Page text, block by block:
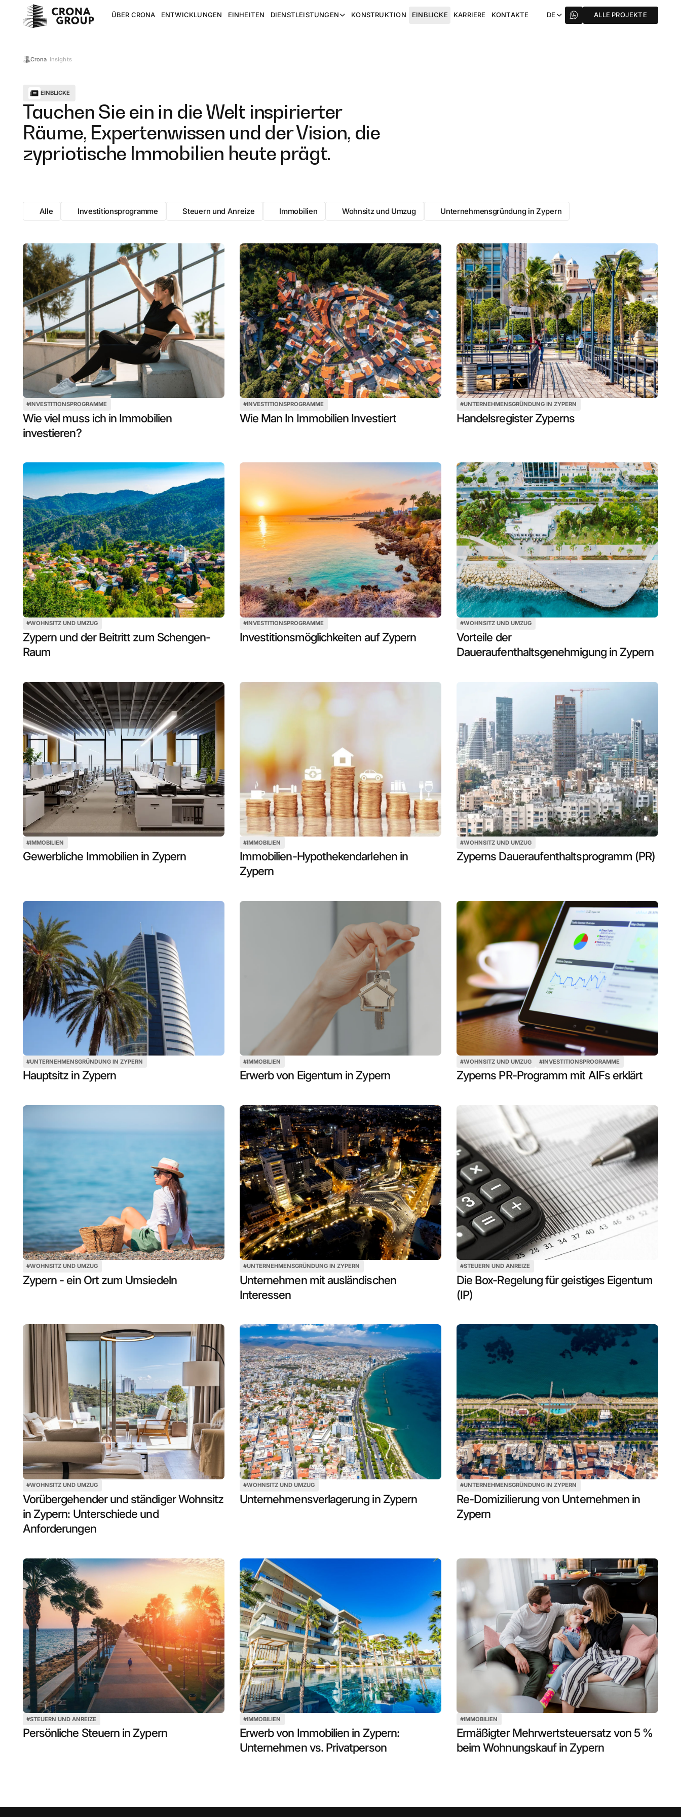
ÜBER CRONA ENTWICKLUNGEN EINHEITEN DIENSTLEISTUNGEN KONSTRUKTION EINBLICKE KARRIERE KONTAKTE DE ALLE PROJEKTE
Crona Insights
EINBLICKE
Tauchen Sie ein in die Welt inspirierter
Räume, Expertenwissen und der Vision, die
zypriotische Immobilien heute prägt.
Alle Investitionsprogramme Steuern und Anreize Immobilien Wohnsitz und Umzug Unternehmensgründung in Zypern
#INVESTITIONSPROGRAMME
Wie viel muss ich in Immobilien
investieren?
#INVESTITIONSPROGRAMME
Wie Man In Immobilien Investiert
#UNTERNEHMENSGRÜNDUNG IN ZYPERN
Handelsregister Zyperns
#WOHNSITZ UND UMZUG
Zypern und der Beitritt zum Schengen-
Raum
#INVESTITIONSPROGRAMME
Investitionsmöglichkeiten auf Zypern
#WOHNSITZ UND UMZUG
Vorteile der
Daueraufenthaltsgenehmigung in Zypern
#IMMOBILIEN
Gewerbliche Immobilien in Zypern
#IMMOBILIEN
Immobilien-Hypothekendarlehen in
Zypern
#WOHNSITZ UND UMZUG
Zyperns Daueraufenthaltsprogramm (PR)
#UNTERNEHMENSGRÜNDUNG IN ZYPERN
Hauptsitz in Zypern
#IMMOBILIEN
Erwerb von Eigentum in Zypern
#WOHNSITZ UND UMZUG #INVESTITIONSPROGRAMME
Zyperns PR-Programm mit AIFs erklärt
#WOHNSITZ UND UMZUG
Zypern - ein Ort zum Umsiedeln
#UNTERNEHMENSGRÜNDUNG IN ZYPERN
Unternehmen mit ausländischen
Interessen
#STEUERN UND ANREIZE
Die Box-Regelung für geistiges Eigentum
(IP)
#WOHNSITZ UND UMZUG
Vorübergehender und ständiger Wohnsitz
in Zypern: Unterschiede und
Anforderungen
#WOHNSITZ UND UMZUG
Unternehmensverlagerung in Zypern
#UNTERNEHMENSGRÜNDUNG IN ZYPERN
Re-Domizilierung von Unternehmen in
Zypern
#STEUERN UND ANREIZE
Persönliche Steuern in Zypern
#IMMOBILIEN
Erwerb von Immobilien in Zypern:
Unternehmen vs. Privatperson
#IMMOBILIEN
Ermäßigter Mehrwertsteuersatz von 5 %
beim Wohnungskauf in Zypern